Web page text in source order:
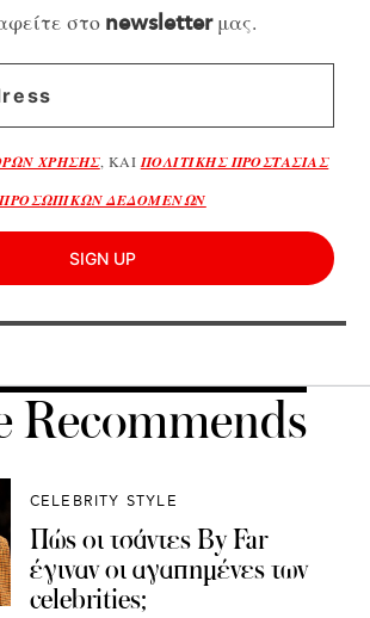
στο newsletterμας.
ΧΡΗΣΗΣ, ΚΑΙ ΠΟΛΙΤΙΚΗΣ ΠΡΟΣΤΑΣΙΑΣ
ΠΡΟΣΩΠΙΚΩΝ ΔΕΔΟΜΕΝΩΝ
SIGN UP
Recommends
CELEBRITY STYLE
Πώς οι τσάντες By Far
έγιναν οι αγαπημένες των
celebrities;